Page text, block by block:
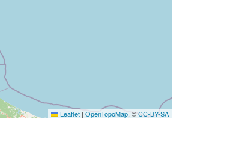
Leaflet | OpenTopoMap, ©CC-BY-SA